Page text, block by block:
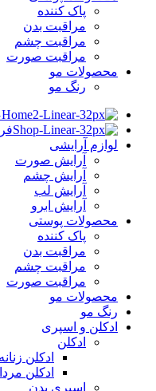
پاک کننده
مراقبت بدن
مراقبت چشم
مراقبت صورت
محصولات مو
رنگ مو
لوازم آرایشی
آرایش صورت
آرایش چشم
آرایش لب
آرایش ابرو
محصولات پوستی
پاک کننده
مراقبت بدن
مراقبت چشم
مراقبت صورت
محصولات مو
رنگ مو
ادکلن و اسپری
ادکلن
ادکلن زنانه
ادکلن
اسپری بدن